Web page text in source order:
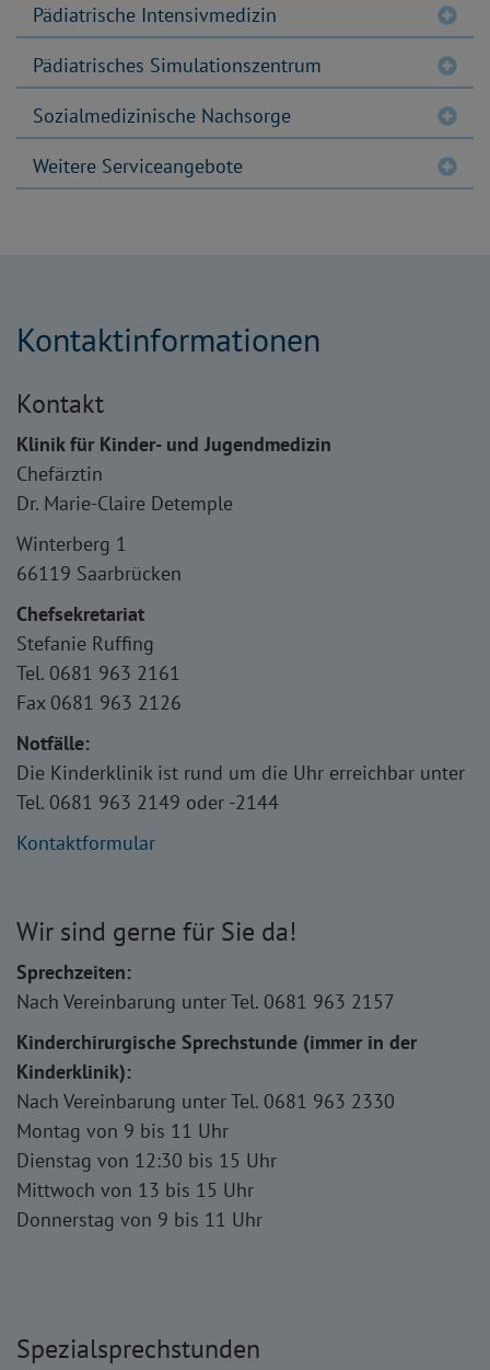
Pädiatrische Intensivmedizin
Pädiatrisches Simulationszentrum
Sozialmedizinische Nachsorge
Weitere Serviceangebote
Kontaktinformationen
Kontakt
Klinik für Kinder- und Jugendmedizin
Chefärztin
Dr. Marie-Claire Detemple
Winterberg 1
66119 Saarbrücken
Chefsekretariat
Stefanie Ruffing
Tel. 0681 963 2161
Fax 0681 963 2126
Notfälle:
Die Kinderklinik ist rund um die Uhr erreichbar unter
Tel. 0681 963 2149 oder -2144
Kontaktformular
Wir sind gerne für Sie da!
Sprechzeiten:
Nach Vereinbarung unter Tel. 0681 963 2157
Kinderchirurgische Sprechstunde (immer in der
Kinderklinik):
Nach Vereinbarung unter Tel. 0681 963 2330
Montag von 9 bis 11 Uhr
Dienstag von 12:30 bis 15 Uhr
Mittwoch von 13 bis 15 Uhr
Donnerstag von 9 bis 11 Uhr
Spezialsprechstunden